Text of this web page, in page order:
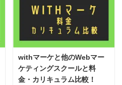
があ ...
するとなった時に値上がりしてし
まっていた…と後悔しないように
お早めに入会するのをおすすめし
ます！ withマーケの他の記事は
こちら！ withマーケの入会方法
を解説 それでは最後にwithマー
ケの入会方法を確認しておきまし
ょう。 withマーケに入会するた
withマーケと他のWebマー
ケティングスクールと料
金・カリキュラム比較！